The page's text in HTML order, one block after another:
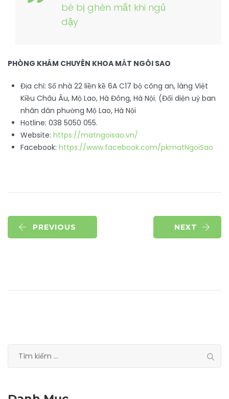
bé bị ghèn mắt khi ngủ
dậy
PHÒNG KHÁM CHUYÊN KHOA MẮT NGÔI SAO
Địa chỉ: Số nhà 22 liền kề 6A C17 bộ công an, làng Việt
Kiều Châu Âu, Mộ Lao, Hà Đông, Hà Nội. (Đối diện uỷ ban
nhân dân phường Mộ Lao, Hà Nội
Hotline: 038 5050 055.
Website: https://matngoisao.vn/
Facebook: https://www.facebook.com/pkmatNgoiSao
PREVIOUS NEXT